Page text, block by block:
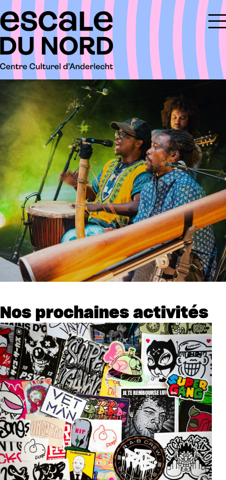
Nos prochaines activités